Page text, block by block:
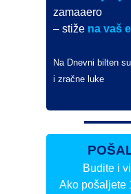
zamaaero
– stiže na vaš
Na Dnevni bilten
i zračne luke
Budite i
Ako pošaljete